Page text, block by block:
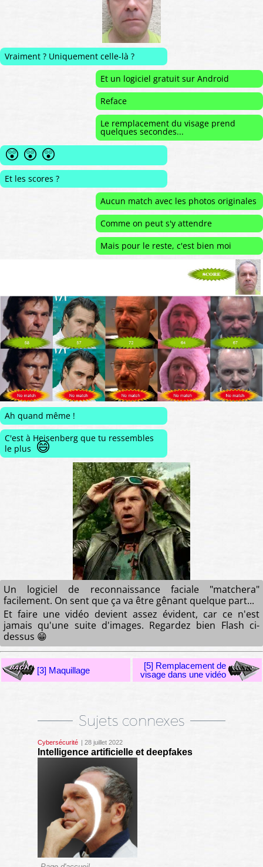
Sujets connexes
Cybersécurité | 28 juillet 2022
Intelligence artificielle et deepfakes
Vraiment ? Uniquement celle-là ?
Et un logiciel gratuit sur Android
Reface
Le remplacement du visage prend
quelques secondes...
😲 😲 😲
Et les scores ?
Aucun match avec les photos originales
Comme on peut s'y attendre
Mais pour le reste, c'est bien moi
Ah quand même !
C'est à Heisenberg que tu ressembles
le plus 😄
Un logiciel de reconnaissance faciale "matchera"
facilement. On sent que ça va être gênant quelque part...
Et faire une vidéo devient assez évident, car ce n'est
jamais qu'une suite d'images. Regardez bien Flash ci-
dessus 😁
[3] Maquillage
[5] Remplacement de
visage dans une vidéo